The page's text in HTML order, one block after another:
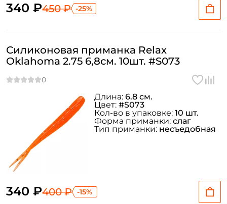
340 ₽450 ₽ -25%
Силиконовая приманка Relax
Oklahoma 2.75 6,8см. 10шт. #S073
340 ₽400 ₽ -15%
Длина: 6.8 см.
Цвет: #S073
Кол-во в упаковке: 10 шт.
Форма приманки: слаг
Тип приманки: несъедобная